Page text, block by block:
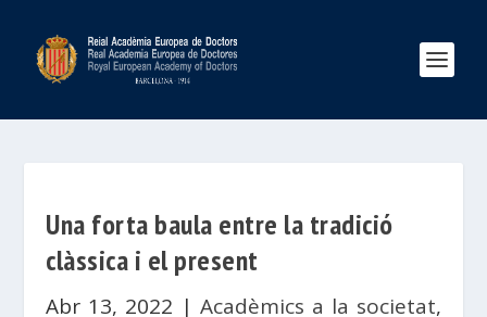
Una forta baula entre la tradició
clàssica i el present
Abr 13, 2022 | Acadèmics a la societat,